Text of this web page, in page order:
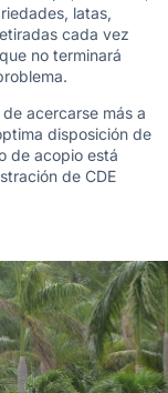
latas,
cada vez
no terminará
acercarse más a
disposición de
de acopio está
de CDE